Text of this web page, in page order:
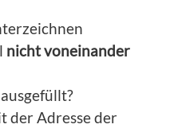
nicht voneinander
der Adresse der